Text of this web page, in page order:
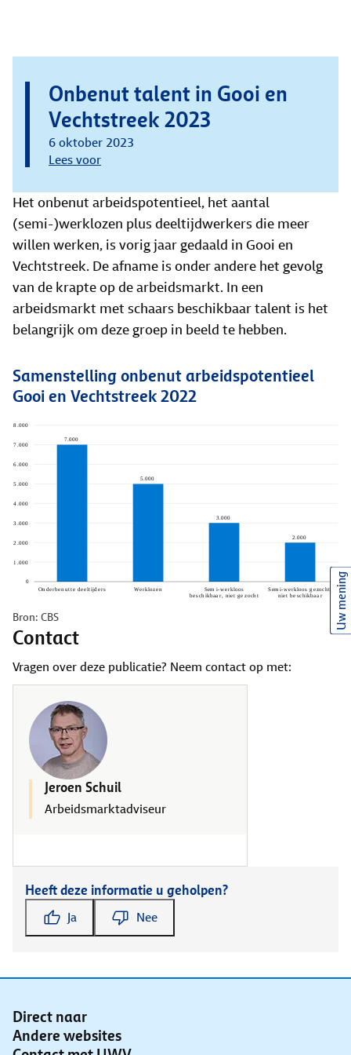
Onbenut talent in Gooi en
Vechtstreek 2023
6 oktober 2023
Lees voor
Het onbenut arbeidspotentieel, het aantal
(semi-)werklozen plus deeltijdwerkers die meer
willen werken, is vorig jaar gedaald in Gooi en
Vechtstreek. De afname is onder andere het gevolg
van de krapte op de arbeidsmarkt. In een
arbeidsmarkt met schaars beschikbaar talent is het
belangrijk om deze groep in beeld te hebben.
Samenstelling onbenut arbeidspotentieel
Gooi en Vechtstreek 2022
Bron: CBS
Contact
Vragen over deze publicatie? Neem contact op met:
Jeroen Schuil
Arbeidsmarktadviseur
Heeft deze informatie u geholpen?
Ja Nee
Direct naar
Andere websites
Uw mening